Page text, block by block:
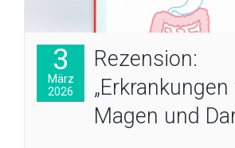
3
März
2026
Rezension:
„Erkrankungen
Magen und